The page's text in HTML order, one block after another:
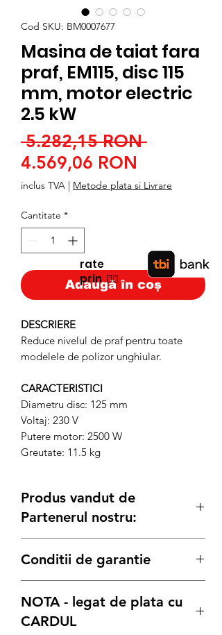
Cod SKU: BM0007677
Masina de taiat fara
praf, EM115, disc 115
mm, motor electric
2.5 kW
5.282,15 RON Preț
4.569,06 RON
redus
inclus TVA | Metode plata si Livrare
Cantitate *
Adaugă în coș
DESCRIERE
Reduce nivelul de praf pentru toate
modelele de polizor unghiular.
CARACTERISTICI
Diametru disc: 125 mm
Voltaj: 230 V
Putere motor: 2500 W
Greutate: 11.5 kg
Produs vandut de
Partenerul nostru:
Conditii de garantie
Bisonte, este conform legii de:
12 lunipentru achizitiile pe Persoana
NOTA - legat de plata cu
CARDUL
rate
prin👉🏿